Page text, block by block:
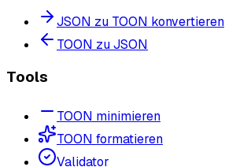
JSON zu TOON konvertieren
TOON zu JSON
Tools
TOON minimieren
TOON formatieren
Validator